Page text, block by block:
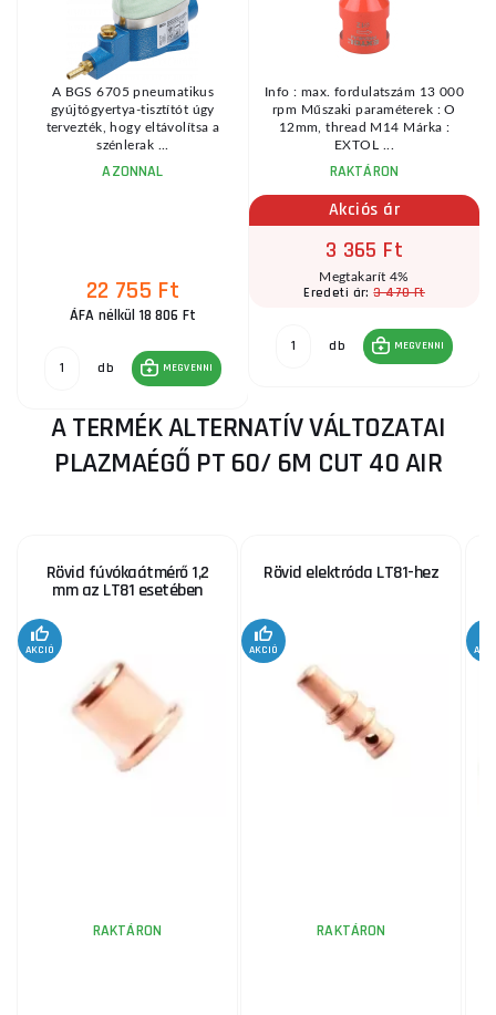
A BGS 6705 pneumatikus
gyújtógyertya-tisztítót úgy
tervezték, hogy eltávolítsa a
szénlerak ...
AZONNAL
22 755 Ft
ÁFA nélkül 18 806 Ft
db MEGVENNI
Info : max. fordulatszám 13 000
rpm Műszaki paraméterek : O
12mm, thread M14 Márka :
EXTOL ...
RAKTÁRON
Akciós ár
3 365 Ft
Megtakarít 4%
Eredeti ár:3 470 Ft
db MEGVENNI
A TERMÉK ALTERNATÍV VÁLTOZATAI
PLAZMAÉGŐ PT 60/ 6M CUT 40 AIR
Rövid fúvókaátmérő 1,2
mm az LT81 esetében
AKCIÓ
RAKTÁRON
Rövid elektróda LT81-hez
AKCIÓ
RAKTÁRON